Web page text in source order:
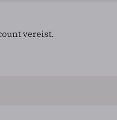
vereist.